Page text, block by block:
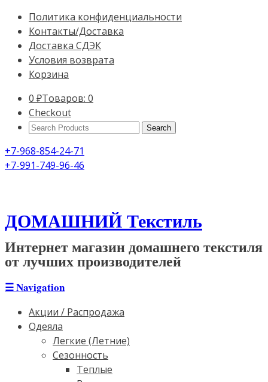
Политика конфиденциальности
Контакты/Доставка
Доставка СДЭК
Условия возврата
Корзина
0 ₽Товаров: 0
Checkout
Search
+7-968-854-24-71
+7-991-749-96-46
ДОМАШНИЙ Текстиль
Интернет магазин домашнего текстиля
от лучших производителей
☰Navigation
Акции / Распродажа
Одеяла
Легкие (Летние)
Сезонность
Теплые